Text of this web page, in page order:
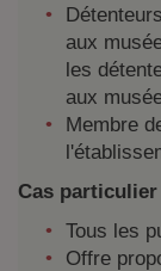
aux
les
aux
Membre
Cas
Tous les
Offre